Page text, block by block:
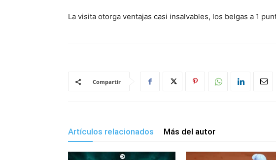
La visita otorga ventajas casi insalvables, los belgas a 1
Compartir
Artículos relacionados Más del autor